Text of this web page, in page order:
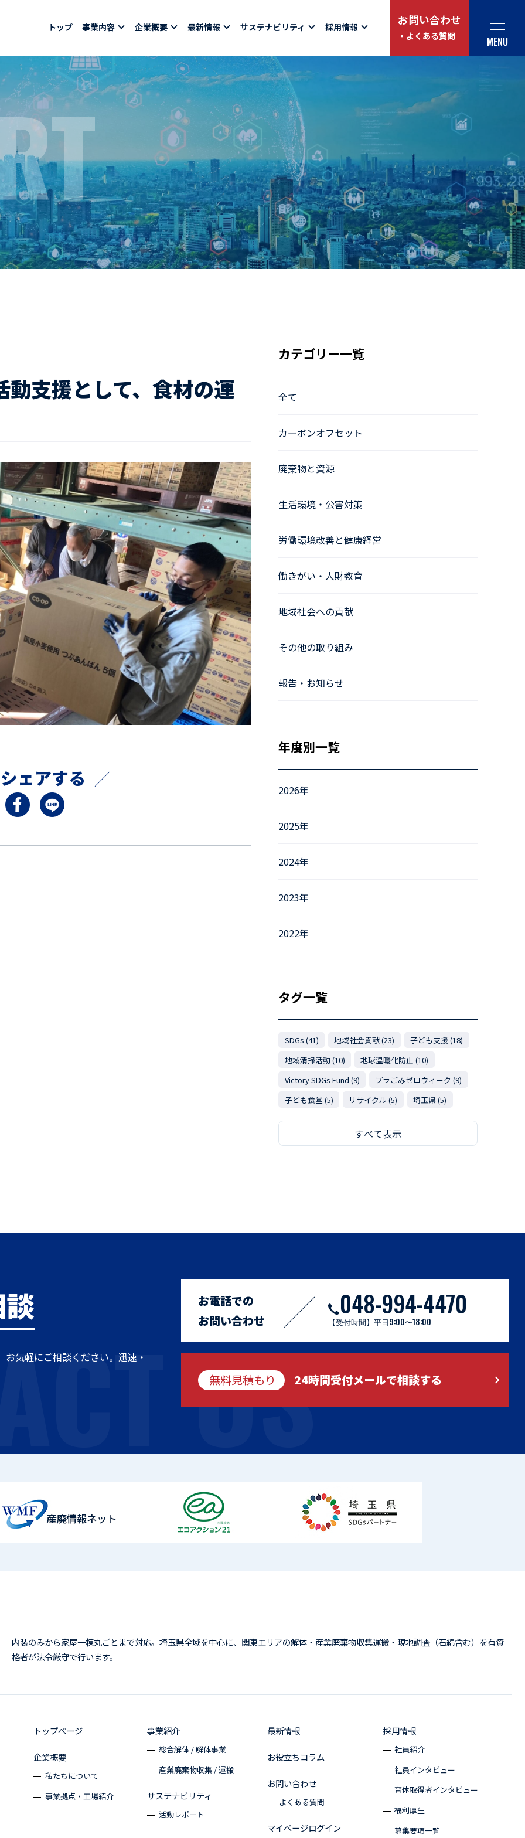
MENU
トップ 事業内容 企業概要 最新情報 サステナビリティ 採用情報
お問い合わせ
・よくある質問
ラム
ーポリシー
わせ
る質問
採用情報
社員紹介
社員インタビュー
育休取得者インタビュー
福利厚生
募集要項一覧
ドライバー職場体験
Social link
サイト内検索
支援として、食材の運
ェアする
カテゴリー一覧
全て
カーボンオフセット
廃棄物と資源
生活環境・公害対策
労働環境改善と健康経営
働きがい・人財教育
地域社会への貢献
その他の取り組み
報告・お知らせ
年度別一覧
2026年
2025年
2024年
2023年
2022年
タグ一覧
SDGs (41) 地域社会貢献 (23)
子ども支援 (18)
地域清掃活動 (10)
地球温暖化防止 (10)
Victory SDGs Fund (9)
プラごみゼロウィーク (9)
子ども食堂 (5)
リサイクル (5) 埼玉県 (5)
すべて表示
気軽にご相談ください。迅速・ US
お電話での
お問い合わせ
048-994-4470
【受付時間】平日9:00〜18:00
無料見積もり 24時間受付メールで相談する
内装のみから家屋一棟丸ごとまで対応。埼玉県全域を中心に、関東エリアの解体・産業廃棄物収集運搬・現地調査（石綿含む）を有資
格者が法令厳守で行います。
トップページ
企業概要
私たちについて
事業拠点・工場紹介
事業紹介
総合解体 / 解体事業
産業廃棄物収集 / 運搬
サステナビリティ
活動レポート
最新情報
お役立ちコラム
お問い合わせ
よくある質問
マイページログイン
採用情報
社員紹介
社員インタビュー
育休取得者インタビュー
福利厚生
募集要項一覧